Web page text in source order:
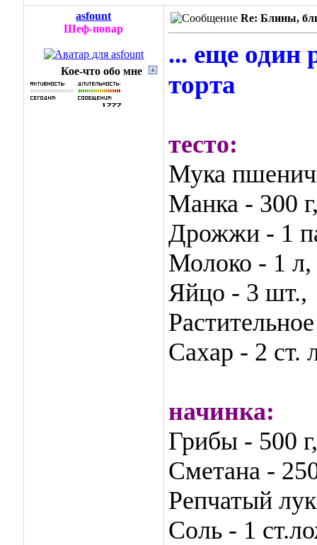
asfount
Шеф-повар
Кое-что обо мне
Re: Блины,
... еще один
торта
тесто:
Мука
Манка - 300
Дрожжи - 1
Молоко - 1 л,
Яйцо - 3 шт.,
Сахар - 2 ст.
начинка:
Грибы - 500 г,
Сметана -
Репчатый
Соль - 1